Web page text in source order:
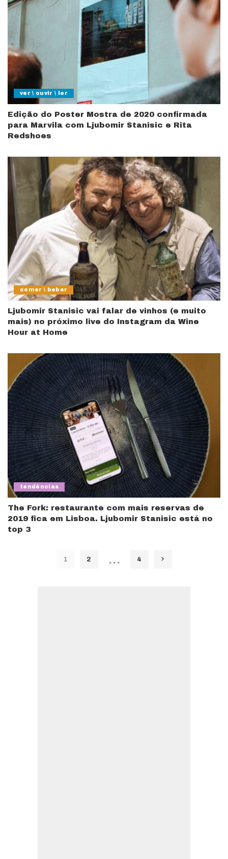
ver \ ouvir \ ler
Edição do Poster Mostra de 2020 confirmada
para Marvila com Ljubomir Stanisic e Rita
Redshoes
comer \ beber
Ljubomir Stanisic vai falar de vinhos (e muito
mais) no próximo live do Instagram da Wine
Hour at Home
tendências
The Fork: restaurante com mais reservas de
2019 fica em Lisboa. Ljubomir Stanisic está no
top 3
1 2 … 4